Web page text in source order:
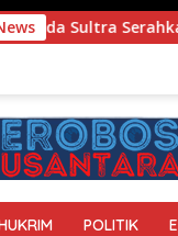
Barang Bukti
POLITIK